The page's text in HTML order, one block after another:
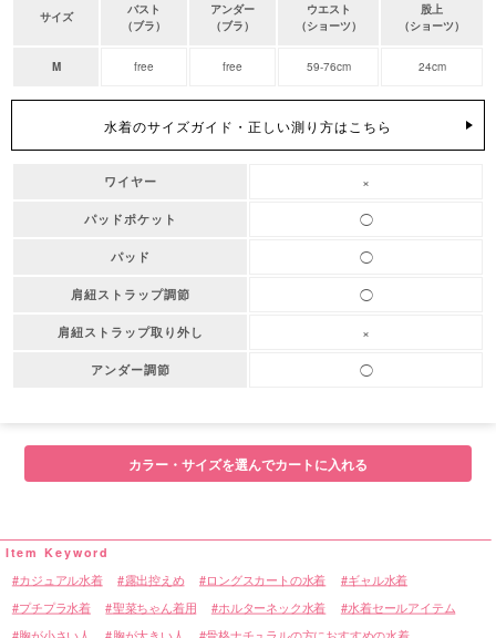
サイズ
バスト
（ブラ）
アンダー
（ブラ）
ウエスト
（ショーツ）
股上
（ショーツ）
M free free 59-76cm 24cm
水着のサイズガイド・正しい測り方はこちら
ワイヤー ×
パッドポケット ◯
パッド ◯
肩紐ストラップ調節 ◯
肩紐ストラップ取り外し ×
アンダー調節 ◯
カラー・サイズを選んでカートに入れる
カジュアル水着 露出控えめ ロングスカートの水着 ギャル水着
プチプラ水着 聖菜ちゃん着用 ホルターネック水着 水着セールアイテム
胸が小さい人 胸が大きい人 骨格ナチュラルの方におすすめの水着